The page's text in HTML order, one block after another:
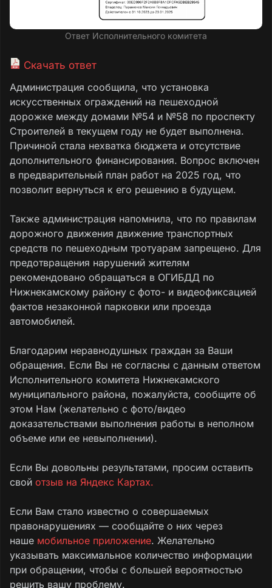
Ответ Исполнительного комитета
Скачать ответ
Администрация сообщила, что установка
искусственных ограждений на пешеходной
дорожке между домами №54 и №58 по проспекту
Строителей в текущем году не будет выполнена.
Причиной стала нехватка бюджета и отсутствие
дополнительного финансирования. Вопрос включен
в предварительный план работ на 2025 год, что
позволит вернуться к его решению в будущем.
Также администрация напомнила, что по правилам
дорожного движения движение транспортных
средств по пешеходным тротуарам запрещено. Для
предотвращения нарушений жителям
рекомендовано обращаться в ОГИБДД по
Нижнекамскому району с фото- и видеофиксацией
фактов незаконной парковки или проезда
автомобилей.
Благодарим неравнодушных граждан за Ваши
обращения. Если Вы не согласны с данным ответом
Исполнительного комитета Нижнекамского
муниципального района, пожалуйста, сообщите об
этом Нам (желательно с фото/видео
доказательствами выполнения работы в неполном
объеме или ее невыполнении).
Если Вы довольны результатами, просим оставить
свой отзыв на Яндекс Картах.
Если Вам стало известно о совершаемых
правонарушениях — сообщайте о них через
наше мобильное приложение. Желательно
указывать максимальное количество информации
при обращении, чтобы с большей вероятностью
решить вашу проблему.